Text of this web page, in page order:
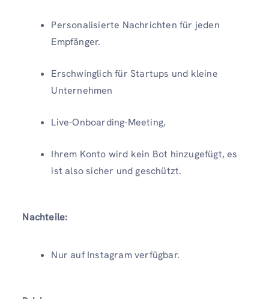
Personalisierte Nachrichten für jeden
Empfänger.
Erschwinglich für Startups und kleine
Unternehmen
Live-Onboarding-Meeting,
Ihrem Konto wird kein Bot hinzugefügt, es
ist also sicher und geschützt.
Nachteile:
Nur auf Instagram verfügbar.